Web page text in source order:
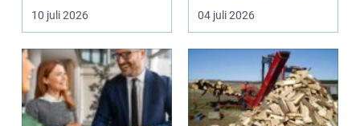
10 juli 2026
provisoris...
04 juli 2026